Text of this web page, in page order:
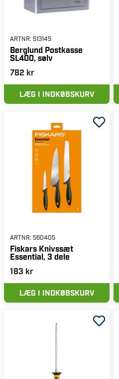
ARTNR: 513145
Berglund Postkasse
SL400, sølv
782 kr
LÆG I INDKØBSKURV
ARTNR: 560405
Fiskars Knivssæt
Essential, 3 dele
183 kr
LÆG I INDKØBSKURV